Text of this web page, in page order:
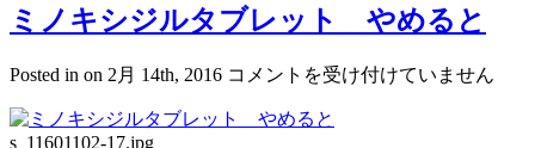
ミノキシジルタブレット やめると
Posted in on 2月 14th, 2016 ミ
キ
コメントを受け付けていません
s_11601102-17.jpg